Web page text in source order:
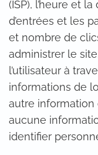
(ISP), l’heure et
d’entrées et les
et nombre de
administrer le
l’utilisateur à
informations de
autre information
aucune
identifier